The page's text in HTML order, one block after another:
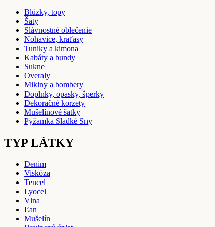
Blúzky, topy
Šaty
Slávnostné oblečenie
Nohavice, kraťasy
Tuniky a kimona
Kabáty a bundy
Sukne
Overaly
Mikiny a bombery
Doplnky, opasky, šperky
Dekoračné korzety
Mušelínové šatky
Pyžamka Sladké Sny
TYP LÁTKY
Denim
Viskóza
Tencel
Lyocel
Vlna
Ľan
Mušelín